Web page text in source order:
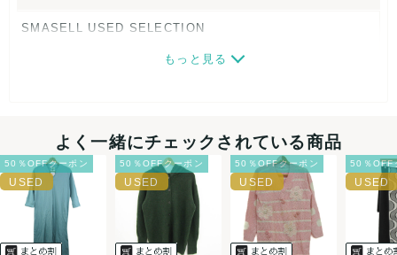
SMASELL USED SELECTION
画像ダウンロードなので、転売にも最適♪
ネコポスの場合は日時指定ができませんので、ご了承下さい
ませ。
USED品に関しましては、見る方によって状態の価値観が異な
もっと見る
よく一緒にチェックされている商品
50％OFFクーポン 50％OFFクーポン 50％OFFクーポン 50％OFF